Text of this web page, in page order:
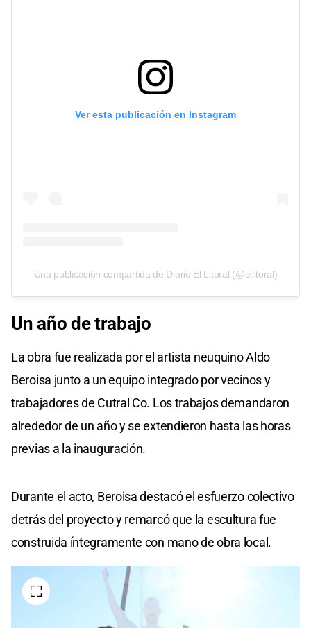
Ver esta publicación en Instagram
Una publicación compartida de Diario El Litoral (@ellitoral)
Un año de trabajo
La obra fue realizada por el artista neuquino Aldo
Beroisa junto a un equipo integrado por vecinos y
trabajadores de Cutral Co. Los trabajos demandaron
alrededor de un año y se extendieron hasta las horas
previas a la inauguración.
Durante el acto, Beroisa destacó el esfuerzo colectivo
detrás del proyecto y remarcó que la escultura fue
construida íntegramente con mano de obra local.